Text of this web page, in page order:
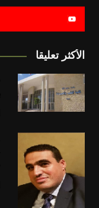
الأكثر تعليقا